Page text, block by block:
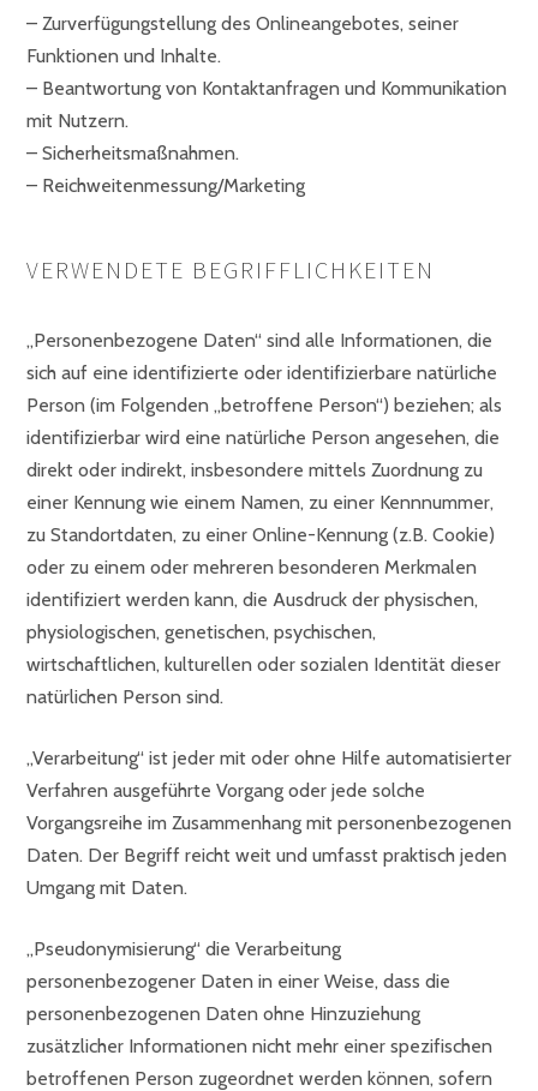
– Zurverfügungstellung des Onlineangebotes, seiner
Funktionen und Inhalte.
– Beantwortung von Kontaktanfragen und Kommunikation
mit Nutzern.
– Sicherheitsmaßnahmen.
– Reichweitenmessung/Marketing
VERWENDETE BEGRIFFLICHKEITEN
„Personenbezogene Daten“ sind alle Informationen, die
sich auf eine identifizierte oder identifizierbare natürliche
Person (im Folgenden „betroffene Person“) beziehen; als
identifizierbar wird eine natürliche Person angesehen, die
direkt oder indirekt, insbesondere mittels Zuordnung zu
einer Kennung wie einem Namen, zu einer Kennnummer,
zu Standortdaten, zu einer Online-Kennung (z.B. Cookie)
oder zu einem oder mehreren besonderen Merkmalen
identifiziert werden kann, die Ausdruck der physischen,
physiologischen, genetischen, psychischen,
wirtschaftlichen, kulturellen oder sozialen Identität dieser
natürlichen Person sind.
„Verarbeitung“ ist jeder mit oder ohne Hilfe automatisierter
Verfahren ausgeführte Vorgang oder jede solche
Vorgangsreihe im Zusammenhang mit personenbezogenen
Daten. Der Begriff reicht weit und umfasst praktisch jeden
Umgang mit Daten.
„Pseudonymisierung“ die Verarbeitung
personenbezogener Daten in einer Weise, dass die
personenbezogenen Daten ohne Hinzuziehung
zusätzlicher Informationen nicht mehr einer spezifischen
betroffenen Person zugeordnet werden können, sofern